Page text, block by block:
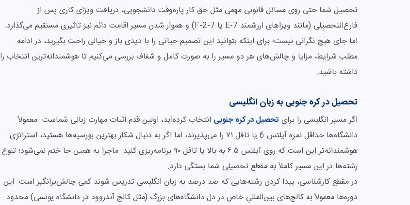
تحصیل شما حتی روی مسائل قانونی مهمی مثل حق کار پاره‌وقت دانشجویی، دریافت ویزای کاری پس از
فارغ‌التحصیلی (مانند ویزاهای ارزشمند E-7 یا F-2-7) و هموار شدن مسیر اقامت دائم نیز تاثیری مستقیم می‌گذارد.
اما جای هیچ نگرانی نیست؛ برای اینکه بتوانید این تصمیم حیاتی را با دیدی باز و خیالی راحت بگیرید، در ادامه
مطلب شرایط، مزایا و چالش‌های هر دو مسیر را به صورت کامل و شفاف بررسی می‌کنیم تا هوشمندانه‌ترین انتخاب را
داشته باشید.
تحصیل در کره جنوبی به زبان انگلیسی
اگر مسیر انگلیسی را برای تحصیل در کره جنوبی انتخاب کرده‌اید، اولین قدم اثبات مهارت زبانی شماست. معمولاً
دانشگاه‌ها حداقل نمره آیلتس 6 یا تافل ۷۱ را می‌پذیرند، اما اگر به دنبال شکار بهترین بورسیه‌ها هستید، استراتژی
هوشمندانه‌تر این است که روی آیلتس ۶.۵ به بالا یا تافل ۹۰ برنامه‌ریزی کنید. ماجرا به همین جا ختم نمی‌شود؛ تنوع
رشته‌ها در این مسیر کاملاً به مقطع تحصیلی شما بستگی دارد.
در مقطع کارشناسی، پیدا کردن رشته‌هایی که صد درصد به زبان انگلیسی تدریس شوند کمی چالش‌برانگیز است. این
دوره‌ها معمولاً به کالج‌های بین‌المللیِ خاص در دل دانشگاه‌های بزرگ (مثل کالج آندروود در دانشگاه یونسی) محدود